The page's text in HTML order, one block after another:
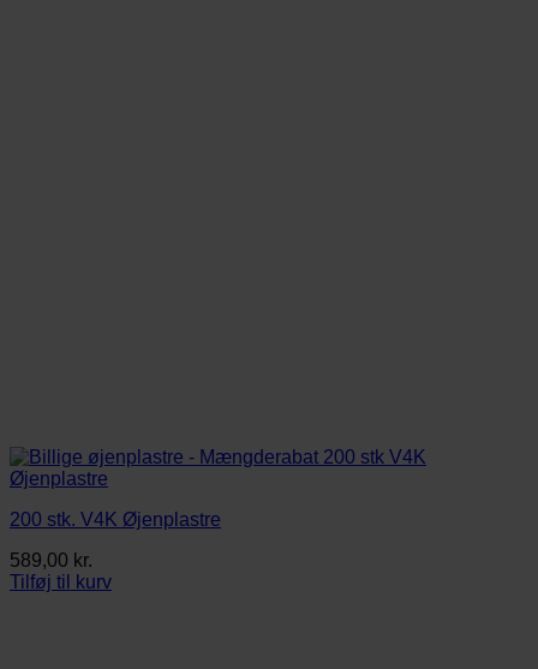
200 stk. V4K Øjenplastre
589,00 kr.
Tilføj til kurv